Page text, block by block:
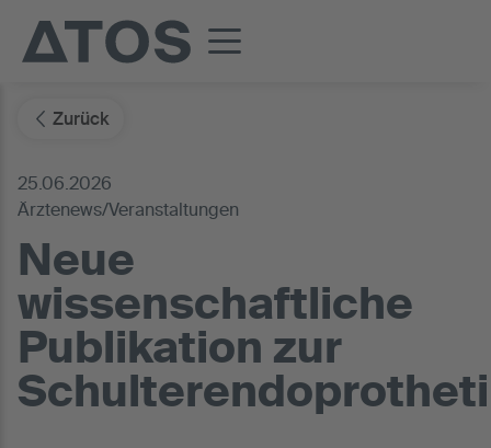
Zurück
25.06.2026
Ärztenews/Veranstaltungen
Neue
wissenschaftliche
Publikation zur